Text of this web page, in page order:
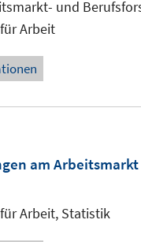
und
Arbeit
am Arbeitsmarkt
Arbeit, Statistik